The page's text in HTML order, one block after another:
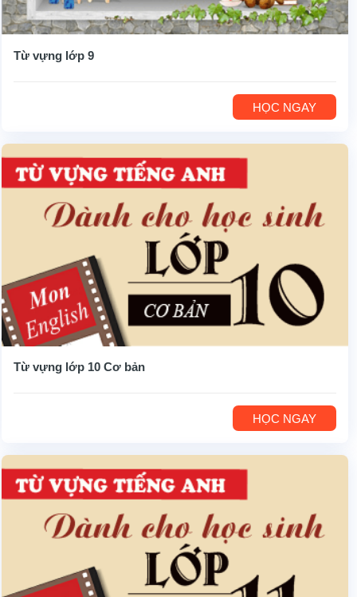
Từ vựng lớp 9
HỌC NGAY
Từ vựng lớp 10 Cơ bản
HỌC NGAY